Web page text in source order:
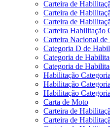
Carteira de
Carteira de
Carteira de
Carteira Habilitação
Carteira Nacional
Categoria D de
Categoria de
Categoria de
Habilitação
Habilitação
Habilitação
Carta de Moto
Carteira de
Carteira de